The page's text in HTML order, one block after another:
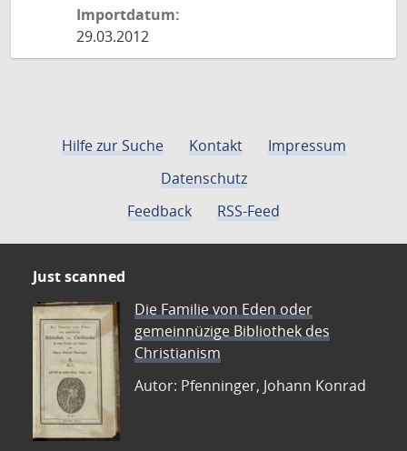
Importdatum:
29.03.2012
Hilfe zur Suche Kontakt
Impressum
Datenschutz
Feedback
RSS-Feed
Just scanned
Die Familie von Eden oder
gemeinnüzige Bibliothek des
Christianism
Autor: Pfenninger, Johann Konrad